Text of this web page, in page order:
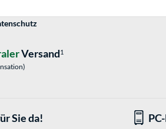
Versand1
Sie da!